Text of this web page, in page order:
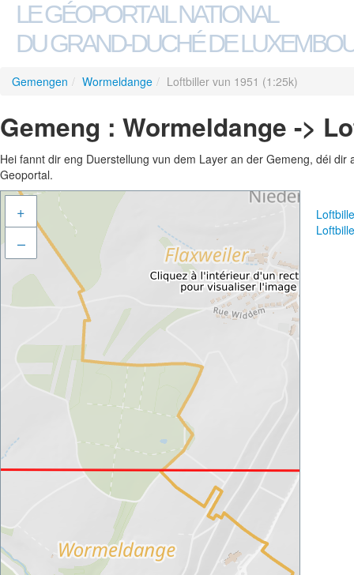
LE GÉOPORTAIL NATIONAL
DU GRAND-DUCHÉ DE
Gemengen / Wormeldange / Loftbiller vun 1951 (1:25k)
Gemeng : Wormeldange ->
Hei fannt dir eng Duerstellung vun dem Layer an der Gemeng, déi
Geoportal.
+
–